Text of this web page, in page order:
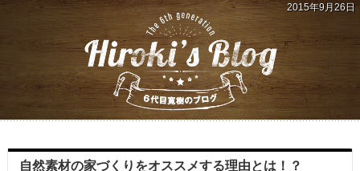
2015年9月26日
自然素材の家づくりをオススメする理由とは！？